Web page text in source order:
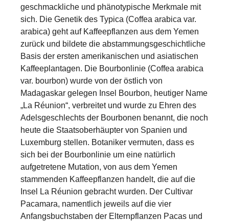
geschmackliche und phänotypische Merkmale mit
sich. Die Genetik des Typica (Coffea arabica var.
arabica) geht auf Kaffeepflanzen aus dem Yemen
zurück und bildete die abstammungsgeschichtliche
Basis der ersten amerikanischen und asiatischen
Kaffeeplantagen. Die Bourbonlinie (Coffea arabica
var. bourbon) wurde von der östlich von
Madagaskar gelegen Insel Bourbon, heutiger Name
„La Réunion“, verbreitet und wurde zu Ehren des
Adelsgeschlechts der Bourbonen benannt, die noch
heute die Staatsoberhäupter von Spanien und
Luxemburg stellen. Botaniker vermuten, dass es
sich bei der Bourbonlinie um eine natürlich
aufgetretene Mutation, von aus dem Yemen
stammenden Kaffeepflanzen handelt, die auf die
Insel La Réunion gebracht wurden. Der Cultivar
Pacamara, namentlich jeweils auf die vier
Anfangsbuchstaben der Elternpflanzen Pacas und